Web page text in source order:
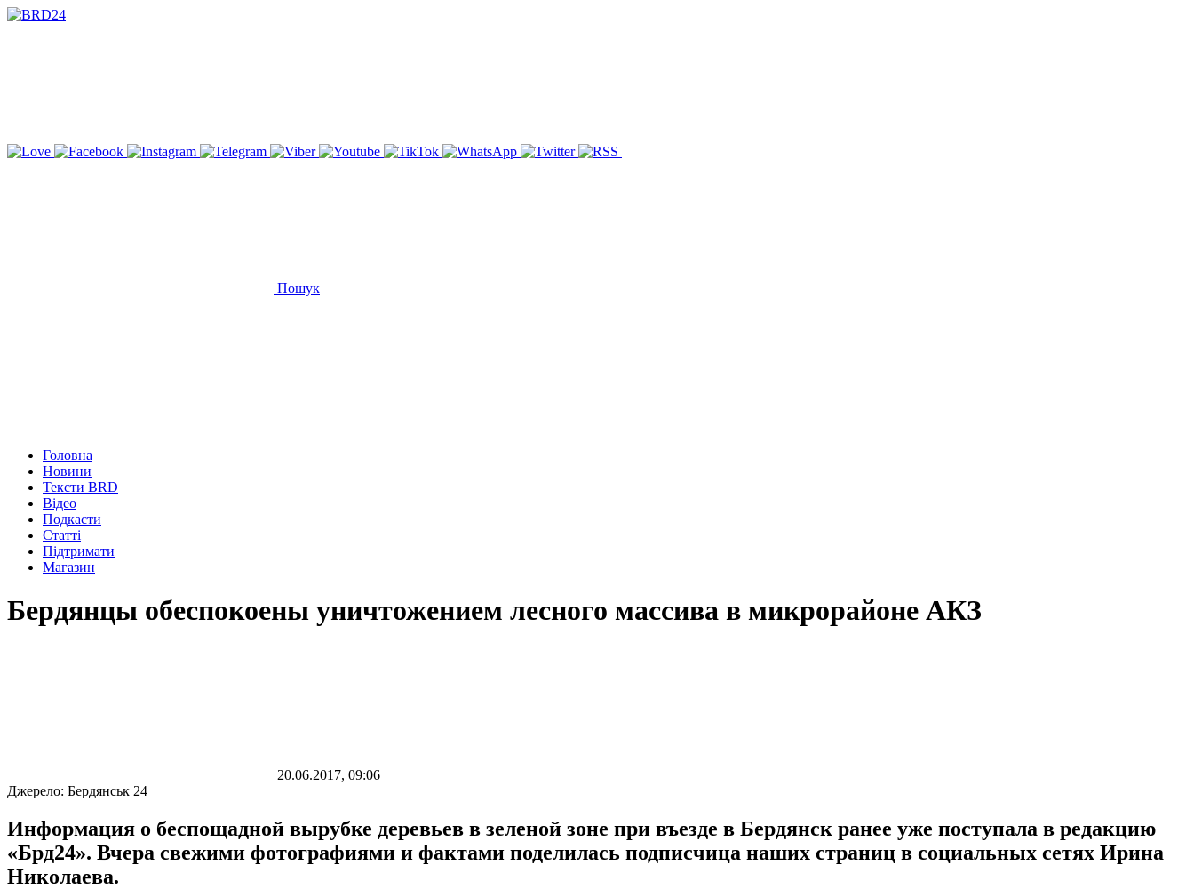
Пошук
Головна
Новини
Тексти BRD
Відео
Подкасти
Статті
Підтримати
Магазин
Бердянцы обеспокоены уничтожением лесного массива в микрорайоне АКЗ
20.06.2017, 09:06
Джерело: Бердянськ 24
Информация о беспощадной вырубке деревьев в зеленой зоне при въезде в Бердянск ранее уже поступала в редакцию
«Брд24». Вчера свежими фотографиями и фактами поделилась подписчица наших страниц в социальных сетях Ирина
Николаева.